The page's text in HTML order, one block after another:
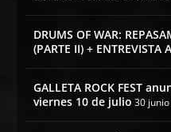
DRUMS OF WAR:
(PARTE II) + ENTREVISTA
GALLETA ROCK FEST
viernes 10 de julio 30